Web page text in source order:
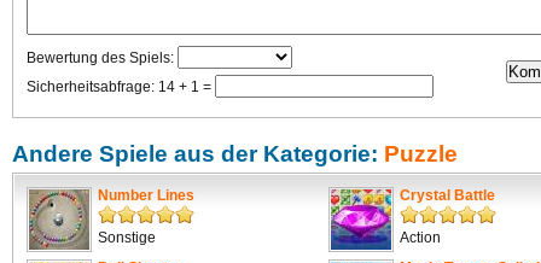
Bewertung des Spiels:
Sicherheitsabfrage: 14 + 1 =
Andere Spiele aus der Kategorie: Puzzle
Number Lines
Sonstige
Crystal Battle
Action